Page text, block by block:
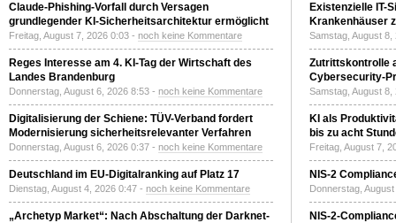
Claude-Phishing-Vorfall durch Versagen
grundlegender KI-Sicherheitsarchitektur ermöglicht
Freitag, August 7, 2026 0:03 - noch keine Kommentare
Reges Interesse am 4. KI-Tag der Wirtschaft des
Landes Brandenburg
Donnerstag, August 6, 2026 8:53 - noch keine Kommentare
Digitalisierung der Schiene: TÜV-Verband fordert
Modernisierung sicherheitsrelevanter Verfahren
Donnerstag, August 6, 2026 0:37 - noch keine Kommentare
Deutschland im EU-Digitalranking auf Platz 17
Dienstag, August 4, 2026 0:47 - noch keine Kommentare
„Archetyp Market“: Nach Abschaltung der Darknet-
Existenzielle IT-
Krankenhäuser
Samstag, August
Zutrittskontrolle
Cybersecurity-
Samstag, August
KI als
bis zu acht
Freitag, August 7,
NIS-2
Donnerstag,
NIS-2-